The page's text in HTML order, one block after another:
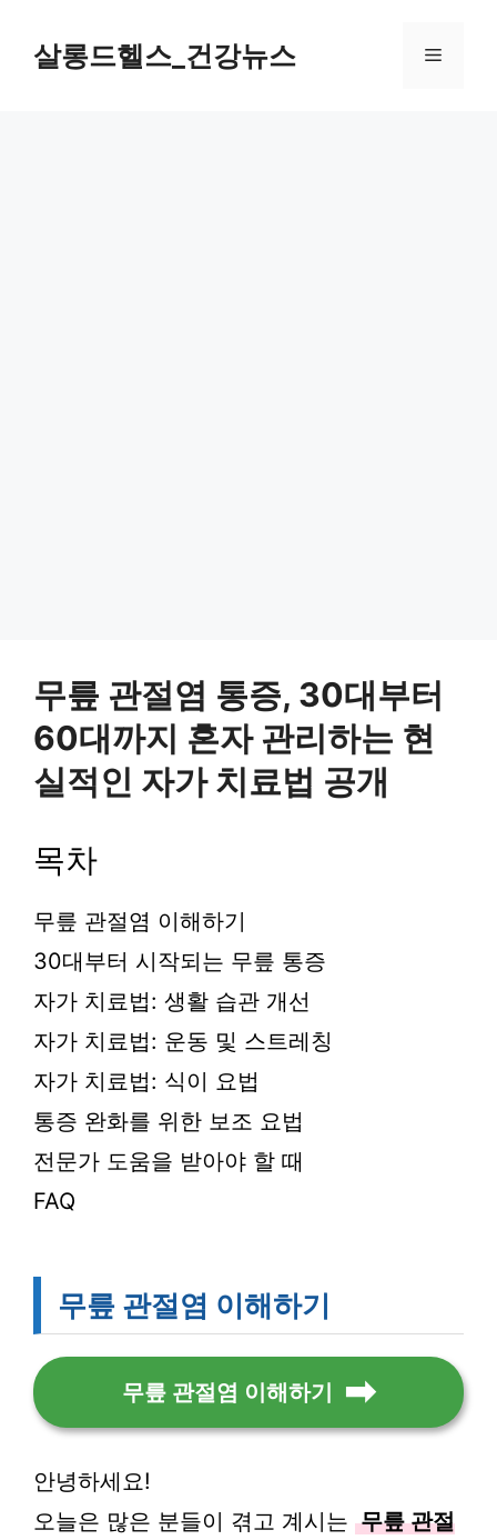
살롱드헬스_건강뉴스 메
무릎 관절염 통증, 30대부터
60대까지 혼자 관리하는 현
실적인 자가 치료법 공개
목차
무릎 관절염 이해하기
30대부터 시작되는 무릎 통증
자가 치료법: 생활 습관 개선
자가 치료법: 운동 및 스트레칭
자가 치료법: 식이 요법
통증 완화를 위한 보조 요법
전문가 도움을 받아야 할 때
FAQ
무릎 관절염 이해하기
무릎 관절염 이해하기
안녕하세요!
오늘은 많은 분들이 겪고 계시는 무릎 관절